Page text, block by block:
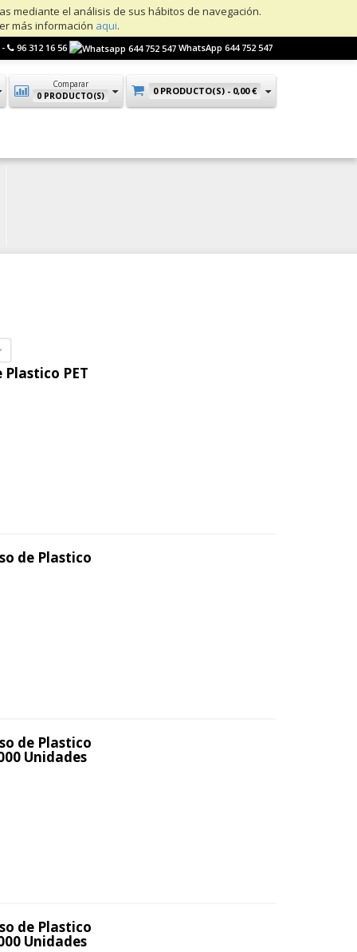
mediante el análisis de sus hábitos de navegación.
más información aqui.
96 312 16 56 WhatsApp 644 752 547
0 PRODUCTO(S) - 0,00 €
Comparar
0 PRODUCTO(S)
PET
de Plastico
de Plastico
Unidades
de Plastico
Unidades